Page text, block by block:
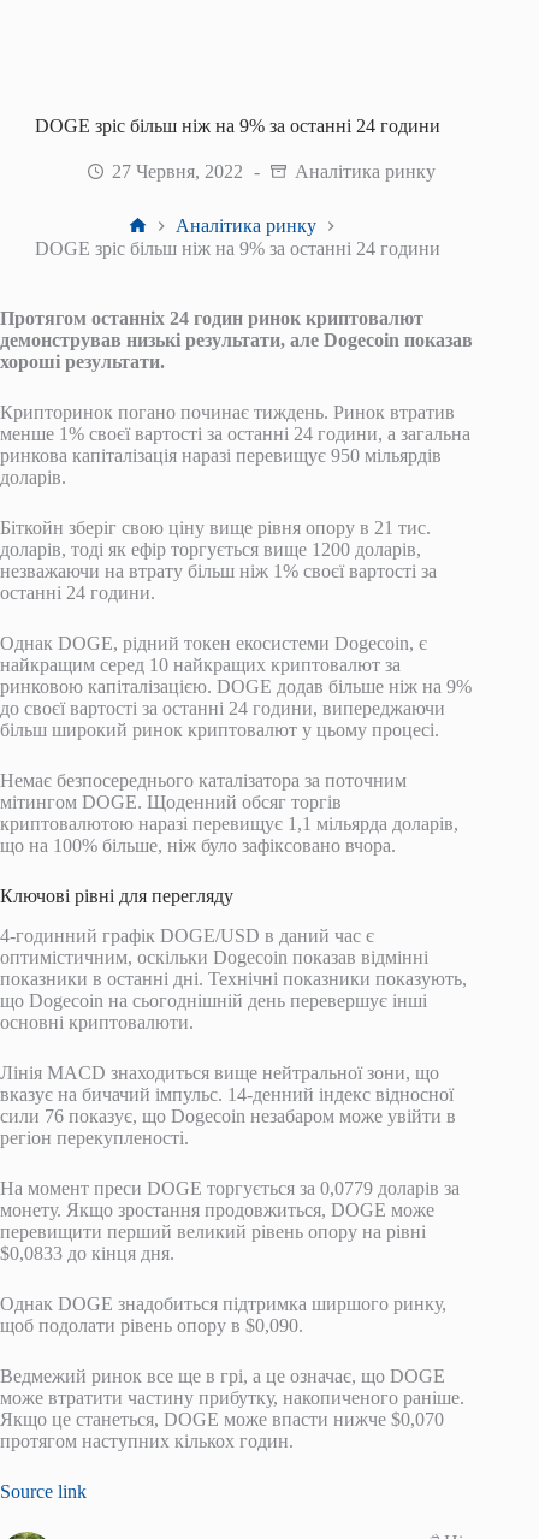
DOGE зріс більш ніж на 9% за останні 24 години
27 Червня, 2022 Аналітика ринку
Головна
Аналітика ринку
DOGE зріс більш ніж на 9% за останні 24 години
Протягом останніх 24 годин ринок криптовалют
демонстрував низькі результати, але Dogecoin показав
хороші результати.
Крипторинок погано починає тиждень. Ринок втратив
менше 1% своєї вартості за останні 24 години, а загальна
ринкова капіталізація наразі перевищує 950 мільярдів
доларів.
Біткойн зберіг свою ціну вище рівня опору в 21 тис.
доларів, тоді як ефір торгується вище 1200 доларів,
незважаючи на втрату більш ніж 1% своєї вартості за
останні 24 години.
Однак DOGE, рідний токен екосистеми Dogecoin, є
найкращим серед 10 найкращих криптовалют за
ринковою капіталізацією. DOGE додав більше ніж на 9%
до своєї вартості за останні 24 години, випереджаючи
більш широкий ринок криптовалют у цьому процесі.
Немає безпосереднього каталізатора за поточним
мітингом DOGE. Щоденний обсяг торгів
криптовалютою наразі перевищує 1,1 мільярда доларів,
що на 100% більше, ніж було зафіксовано вчора.
Ключові рівні для перегляду
4-годинний графік DOGE/USD в даний час є
оптимістичним, оскільки Dogecoin показав відмінні
показники в останні дні. Технічні показники показують,
що Dogecoin на сьогоднішній день перевершує інші
основні криптовалюти.
Лінія MACD знаходиться вище нейтральної зони, що
вказує на бичачий імпульс. 14-денний індекс відносної
сили 76 показує, що Dogecoin незабаром може увійти в
регіон перекупленості.
На момент преси DOGE торгується за 0,0779 доларів за
монету. Якщо зростання продовжиться, DOGE може
перевищити перший великий рівень опору на рівні
$0,0833 до кінця дня.
Однак DOGE знадобиться підтримка ширшого ринку,
щоб подолати рівень опору в $0,090.
Ведмежий ринок все ще в грі, а це означає, що DOGE
може втратити частину прибутку, накопиченого раніше.
Якщо це станеться, DOGE може впасти нижче $0,070
протягом наступних кількох годин.
Source link